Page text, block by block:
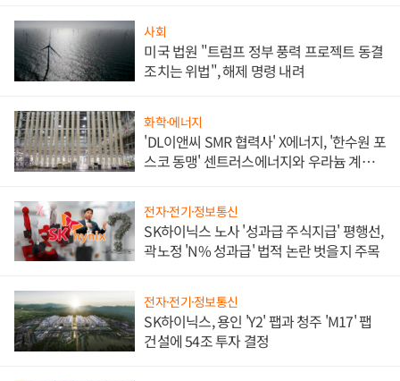
사회
미국 법원 "트럼프 정부 풍력 프로젝트 동결
조치는 위법", 해제 명령 내려
화학·에너지
'DL이앤씨 SMR 협력사' X에너지, '한수원 포
스코 동맹' 센트러스에너지와 우라늄 계약
전자·전기·정보통신
SK하이닉스 노사 '성과급 주식지급' 평행선,
곽노정 'N% 성과급' 법적 논란 벗을지 주목
전자·전기·정보통신
SK하이닉스, 용인 'Y2' 팹과 청주 'M17' 팹
건설에 54조 투자 결정